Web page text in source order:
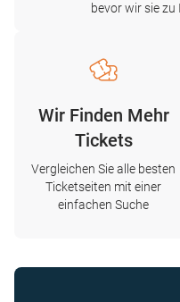
bevor wir sie zu
Wir Finden Mehr
Tickets
Vergleichen Sie alle besten
Ticketseiten mit einer
einfachen Suche